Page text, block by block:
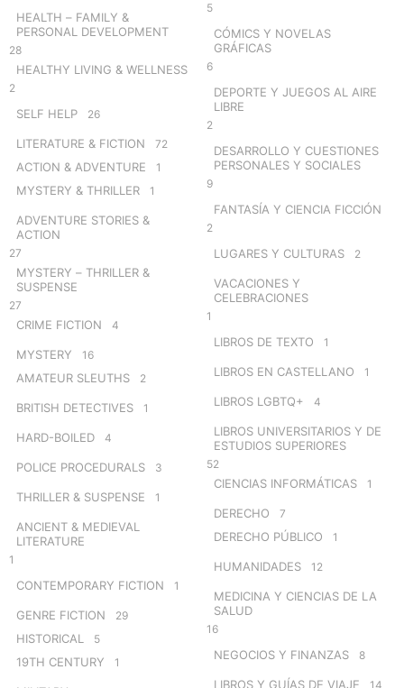
HEALTH – FAMILY &
PERSONAL DEVELOPMENT
28
HEALTHY LIVING & WELLNESS
2
SELF HELP 26
LITERATURE & FICTION 72
ACTION & ADVENTURE 1
MYSTERY & THRILLER 1
ADVENTURE STORIES &
ACTION
27
MYSTERY – THRILLER &
SUSPENSE
27
CRIME FICTION 4
MYSTERY 16
AMATEUR SLEUTHS 2
BRITISH DETECTIVES 1
HARD-BOILED 4
POLICE PROCEDURALS 3
THRILLER & SUSPENSE 1
ANCIENT & MEDIEVAL
LITERATURE
1
CONTEMPORARY FICTION 1
GENRE FICTION 29
HISTORICAL 5
19TH CENTURY 1
5
CÓMICS Y NOVELAS
GRÁFICAS
6
DEPORTE Y JUEGOS AL AIRE
LIBRE
2
DESARROLLO Y CUESTIONES
PERSONALES Y SOCIALES
9
FANTASÍA Y CIENCIA FICCIÓN
2
LUGARES Y CULTURAS 2
VACACIONES Y
CELEBRACIONES
1
LIBROS DE TEXTO 1
LIBROS EN CASTELLANO 1
LIBROS LGBTQ+ 4
LIBROS UNIVERSITARIOS Y DE
ESTUDIOS SUPERIORES
52
CIENCIAS INFORMÁTICAS 1
DERECHO 7
DERECHO PÚBLICO 1
HUMANIDADES 12
MEDICINA Y CIENCIAS DE LA
SALUD
16
NEGOCIOS Y FINANZAS 8
LIBROS Y GUÍAS DE VIAJE 14